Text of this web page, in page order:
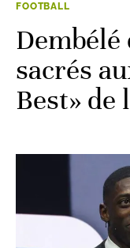
FOOTBALL
sacrés
Best» de